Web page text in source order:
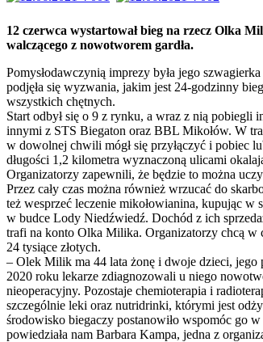
12 czerwca wystartował bieg na rzecz Olka
walczącego z nowotworem gardła.
Pomysłodawczynią imprezy była jego
podjęła się wyzwania, jakim jest 24-godzinny
wszystkich chętnych.
Start odbył się o 9 z rynku, a wraz z nią pobiegli
innymi z STS Biegaton oraz BBL Mikołów. W
w dowolnej chwili mógł się przyłączyć i pobiec
długości 1,2 kilometra wyznaczoną ulicami
Organizatorzy zapewnili, że będzie to można
Przez cały czas można również wrzucać do
też wesprzeć leczenie mikołowianina, kupując w
w budce Lody Niedźwiedź. Dochód z ich
trafi na konto Olka Milika. Organizatorzy chcą w
24 tysiące złotych.
– Olek Milik ma 44 lata żonę i dwoje dzieci, jego
2020 roku lekarze zdiagnozowali u niego
nieoperacyjny. Pozostaje chemioterapia i
szczególnie leki oraz nutridrinki, którymi jest
środowisko biegaczy postanowiło wspomóc go
powiedziała nam Barbara Kampa, jedna z